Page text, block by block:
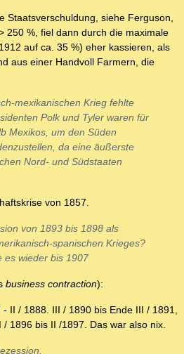
Staatsverschuldung, siehe Ferguson,
250 %, fiel dann durch die maximale
auf ca. 35 %) eher kassieren, als
aus einer Handvoll Farmern, die
mexikanischen Krieg fehlte
Polk und Tyler waren für
Mexikos, um den Süden
da eine äußerste
Nord- und Südstaaten
von 1857.
von 1893 bis 1898 als
spanischen Krieges?
es wieder bis 1907
business contraction):
II / 1888. III / 1890 bis Ende III / 1891,
1896 bis II /1897. Das war also nix.